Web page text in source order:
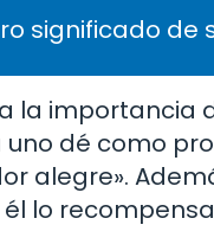
significado de
la importancia
uno dé como
alegre».
lo